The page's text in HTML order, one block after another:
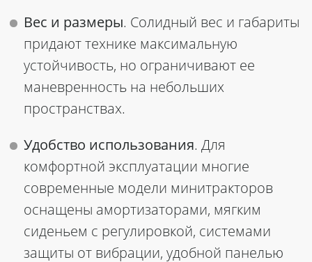
Вес и размеры. Солидный вес и габариты
придают технике максимальную
устойчивость, но ограничивают ее
маневренность на небольших
пространствах.
Удобство использования. Для
комфортной эксплуатации многие
современные модели минитракторов
оснащены амортизаторами, мягким
сиденьем с регулировкой, системами
защиты от вибрации, удобной панелью